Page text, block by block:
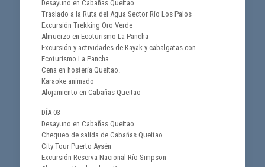
Desayuno en Cabañas Queitao
Traslado a la Ruta del Agua Sector Río Los Palos
Excursión Trekking Oro Verde
Almuerzo en Ecoturismo La Pancha
Excursión y actividades de Kayak y cabalgatas con
Ecoturismo La Pancha
Cena en hostería Queitao.
Karaoke animado
Alojamiento en Cabañas Queitao
DÍA 03
Desayuno en Cabañas Queitao
Chequeo de salida de Cabañas Queitao
City Tour Puerto Aysén
Excursión Reserva Nacional Río Simpson